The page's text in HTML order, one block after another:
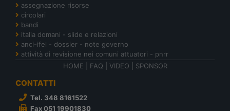
assegnazione risorse
circolari
bandi
italia domani - slide e relazioni
anci-ifel - dossier - note governo
attività di revisione nei comuni attuatori - pnrr
HOME
FAQ VIDEO SPONSOR
CONTATTI
Tel. 348 8161522
Fax 051 19901830